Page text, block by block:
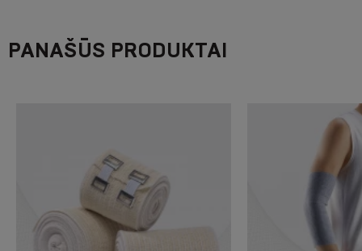
PANAŠŪS PRODUKTAI